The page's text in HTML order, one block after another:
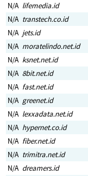
N/A lifemedia.id
N/A transtech.co.id
N/A jets.id
N/A moratelindo.net.id
N/A ksnet.net.id
N/A 8bit.net.id
N/A fast.net.id
N/A greenet.id
N/A lexxadata.net.id
N/A hypernet.co.id
N/A fiber.net.id
N/A trimitra.net.id
N/A dreamers.id